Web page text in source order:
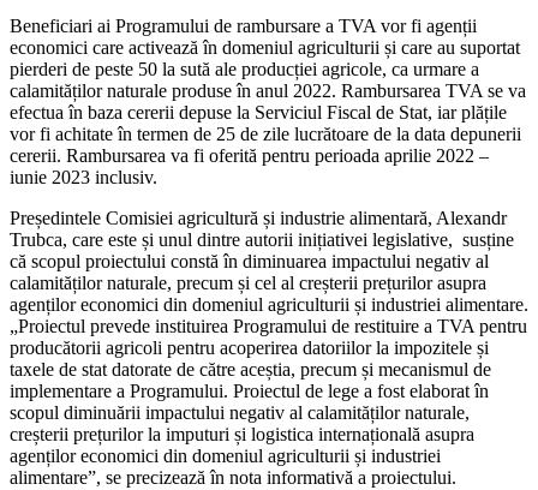
Beneficiari ai Programului de rambursare a TVA vor fi agenții
economici care activează în domeniul agriculturii și care au suportat
pierderi de peste 50 la sută ale producției agricole, ca urmare a
calamităților naturale produse în anul 2022. Rambursarea TVA se va
efectua în baza cererii depuse la Serviciul Fiscal de Stat, iar plățile
vor fi achitate în termen de 25 de zile lucrătoare de la data depunerii
cererii. Rambursarea va fi oferită pentru perioada aprilie 2022 –
iunie 2023 inclusiv.
Președintele Comisiei agricultură și industrie alimentară, Alexandr
Trubca, care este și unul dintre autorii inițiativei legislative, susține
că scopul proiectului constă în diminuarea impactului negativ al
calamităților naturale, precum și cel al creșterii prețurilor asupra
agenților economici din domeniul agriculturii și industriei alimentare.
„Proiectul prevede instituirea Programului de restituire a TVA pentru
producătorii agricoli pentru acoperirea datoriilor la impozitele și
taxele de stat datorate de către aceștia, precum și mecanismul de
implementare a Programului. Proiectul de lege a fost elaborat în
scopul diminuării impactului negativ al calamităților naturale,
creșterii prețurilor la imputuri și logistica internațională asupra
agenților economici din domeniul agriculturii și industriei
alimentare”, se precizează în nota informativă a proiectului.